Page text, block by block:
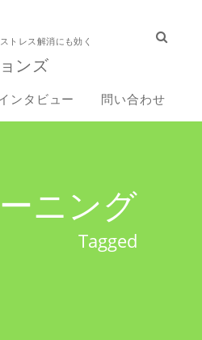
トレス解消にも効く
ンズ
ンタビュー 問い合わせ
ニング
Tagged